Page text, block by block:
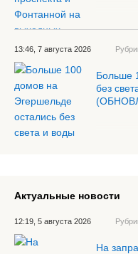
13:46, 7 августа 2026
Больше
без
Актуальные новости
12:19, 5 августа 2026
На